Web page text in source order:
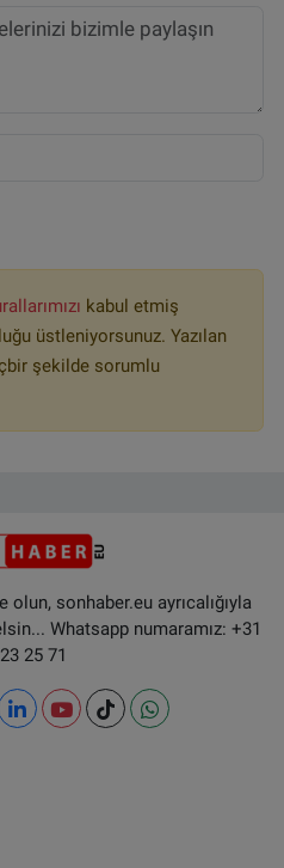
kabul etmiş
üstleniyorsunuz. Yazılan
şekilde sorumlu
sonhaber.eu ayrıcalığıyla
Whatsapp numaramız: +31
25 71